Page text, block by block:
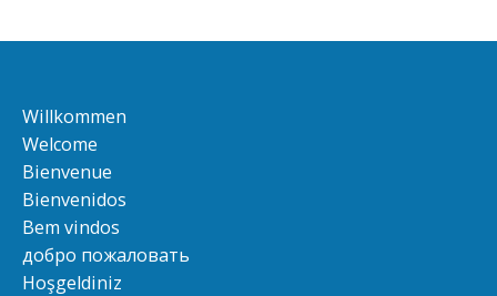
Willkommen
Welcome
Bienvenue
Bienvenidos
Bem vindos
добро пожаловать
Hoşgeldiniz